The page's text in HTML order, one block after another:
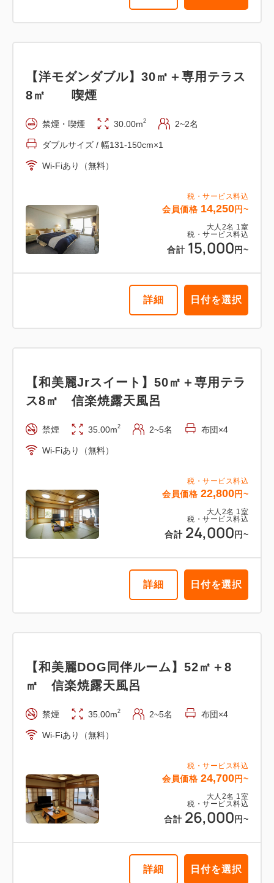
税・サービス料込
会員価格 30,400円~
大人2名1室
税・サービス料込
合計 32,000円~
【オーシャンスイート】55㎡＋専用テ
ラス8㎡ 露天風呂 喫煙
喫煙 47.00m 2 2~2名
ダブルサイズ / 幅131-150cm×1
Wi-Fiあり（無料）
詳細 日付を選択
税・サービス料込
会員価格 14,250円~
大人 2名 1室
税・サービス料込
合計 15,000 円~
【洋モダンダブル】30㎡＋専用テラス
8㎡ 喫煙
禁煙・喫煙 30.00m2 2~2名
ダブルサイズ / 幅131-150cm×1
Wi-Fiあり（無料）
詳細 日付を選択
税・サービス料込
会員価格 22,800円~
大人 2名 1室
税・サービス料込
合計 24,000 円~
【和美麗Jrスイート】50㎡＋専用テラ
ス8㎡ 信楽焼露天風呂
禁煙 35.00m2 2~5名 布団×4
Wi-Fiあり（無料）
詳細 日付を選択
税・サービス料込
会員価格 24,700円~
大人 2名 1室
税・サービス料込
合計 26,000 円~
【和美麗DOG同伴ルーム】52㎡＋8
㎡ 信楽焼露天風呂
禁煙 35.00m2 2~5名 布団×4
Wi-Fiあり（無料）
詳細 日付を選択